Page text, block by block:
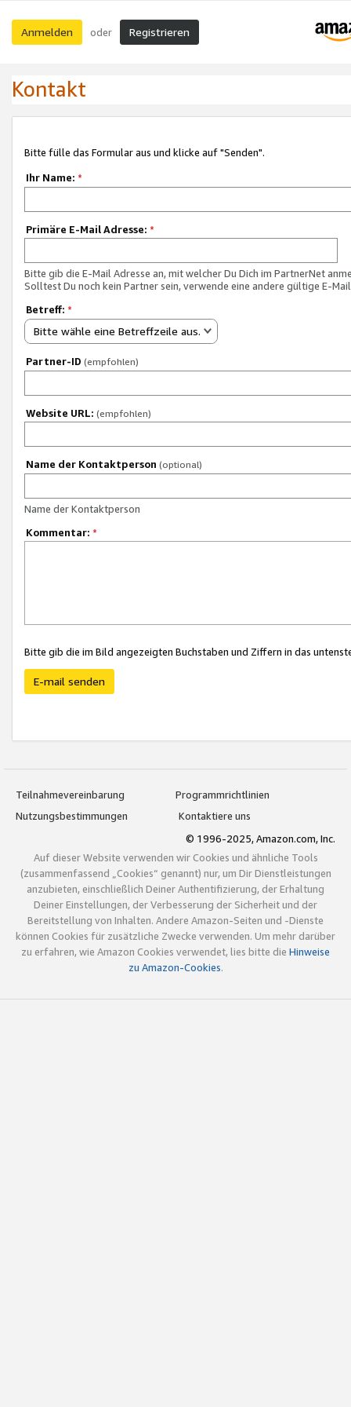
Anmelden oder Registrieren
Kontakt
Bitte fülle das Formular aus und klicke auf "Senden".
Ihr Name: *
Primäre E-Mail Adresse: *
Bitte gib die E-Mail Adresse an, mit welcher Du Dich im PartnerNet
Solltest Du noch kein Partner sein, verwende eine andere gültige E-
Betreff: *
Bitte wähle eine Betreffzeile aus.
Partner-ID (empfohlen)
Website URL: (empfohlen)
Name der Kontaktperson (optional)
Name der Kontaktperson
Kommentar: *
Bitte gib die im Bild angezeigten Buchstaben und Ziffern in das
E-mail senden
Teilnahmevereinbarung
Programmrichtlinien
Nutzungsbestimmungen
Kontaktiere uns
© 1996-2025, Amazon.com, Inc.
Auf dieser Website verwenden wir Cookies und ähnliche Tools
(zusammenfassend „Cookies“ genannt) nur, um Dir Dienstleistungen
anzubieten, einschließlich Deiner Authentifizierung, der Erhaltung
Deiner Einstellungen, der Verbesserung der Sicherheit und der
Bereitstellung von Inhalten. Andere Amazon-Seiten und -Dienste
können Cookies für zusätzliche Zwecke verwenden. Um mehr darüber
zu erfahren, wie Amazon Cookies verwendet, lies bitte die Hinweise
zu Amazon-Cookies.